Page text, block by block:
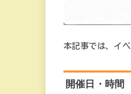
本記事では、イ
開催日・時間